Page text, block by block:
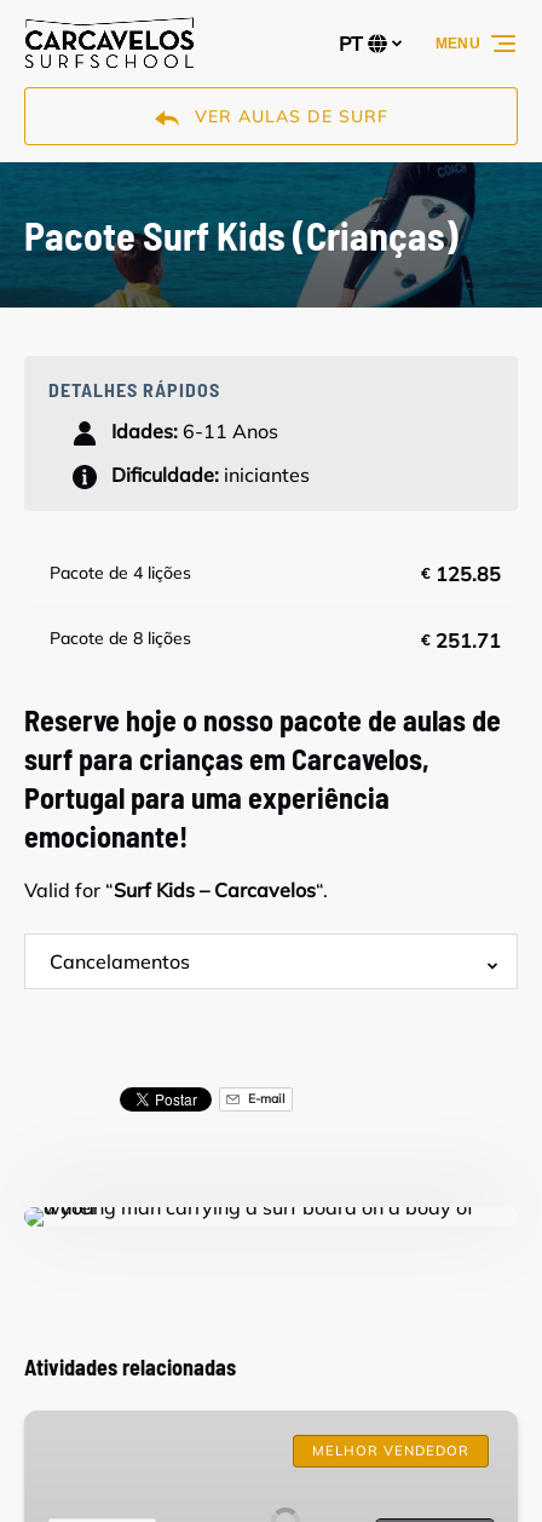
Passar para a navegação primária
Passar para o conteúdo
Passar para o rodapé
o
idioma
PT
VER AULAS DE SURF
MENU
Pacote Surf Kids (Crianças)
DETALHES RÁPIDOS
Idades: 6-11 Anos
Dificuldade: iniciantes
Pacote de 4 lições € 125.85
Pacote de 8 lições € 251.71
Reserve hoje o nosso pacote de aulas de
surf para crianças em Carcavelos,
Portugal para uma experiência
emocionante!
Valid for “Surf Kids – Carcavelos“.
Cancelamentos
E-mail
Atividades relacionadas
Aulas
MELHOR VENDEDOR